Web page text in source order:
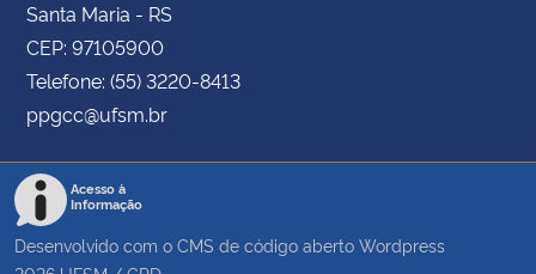
Santa Maria - RS
CEP: 97105900
Telefone: (55) 3220-8413
ppgcc@ufsm.br
Acesso à
Informação
Desenvolvido com o CMS de código aberto Wordpress